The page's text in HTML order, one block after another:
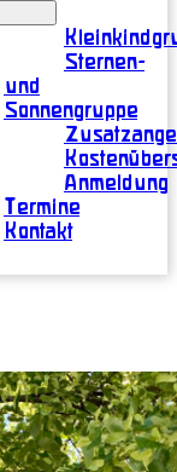
Sternen-
und
Sonnengruppe
Anmeldung
Termine
Kontakt